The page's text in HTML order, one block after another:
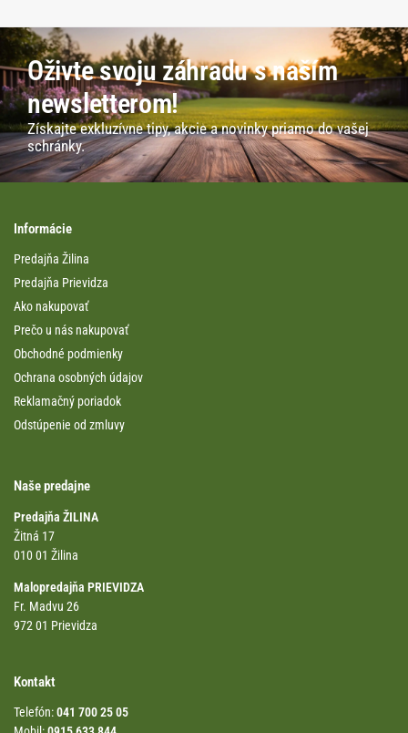
Oživte svoju záhradu s naším
newsletterom!
Získajte exkluzívne tipy, akcie a novinky priamo do vašej
schránky.
Informácie
Predajňa Žilina
Predajňa Prievidza
Ako nakupovať
Prečo u nás nakupovať
Obchodné podmienky
Ochrana osobných údajov
Reklamačný poriadok
Odstúpenie od zmluvy
Naše predajne
Predajňa ŽILINA
Žitná 17
010 01 Žilina
Malopredajňa PRIEVIDZA
Fr. Madvu 26
972 01 Prievidza
Kontakt
Telefón:041 700 25 05